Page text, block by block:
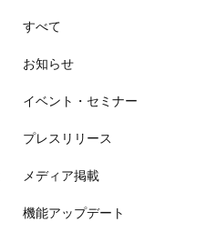
すべて
お知らせ
イベント・セミナー
プレスリリース
メディア掲載
機能アップデート